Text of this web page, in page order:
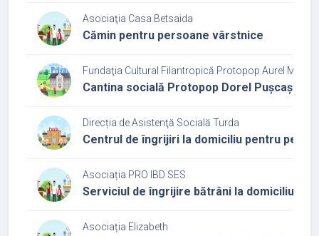
Asociaţia Casa Betsaida
Cămin pentru persoane vârstnice
Fundaţia Cultural Filantropică Protopop Aurel
Cantina socială Protopop Dorel Pușcaș
Direcția de Asistenţă Socială Turda
Centrul de îngrijiri la domiciliu pentru
Asociația PRO IBD SES
Serviciul de îngrijire bătrâni la domiciliu Vad
Asociația Elizabeth